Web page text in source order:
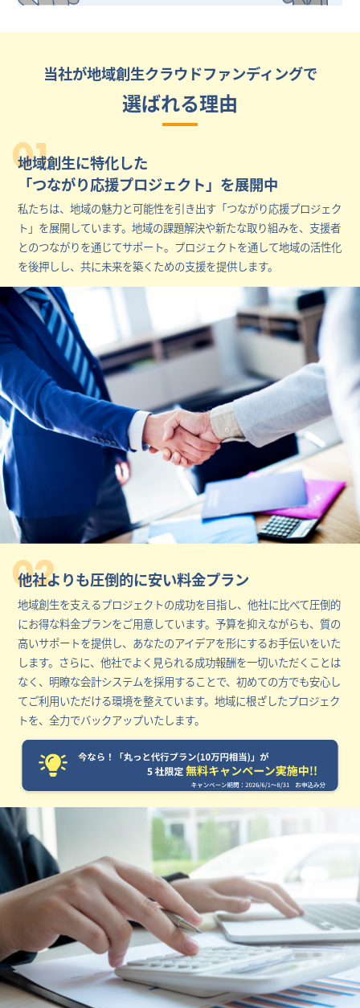
当社が地域創生クラウドファンディングで
選ばれる理由
01
地域創生に特化した
「つながり応援プロジェクト」を展開中
私たちは、地域の魅力と可能性を引き出す「つながり応援プロジェク
ト」を展開しています。地域の課題解決や新たな取り組みを、支援者
とのつながりを通じてサポート。プロジェクトを通して地域の活性化
を後押しし、共に未来を築くための支援を提供します。
02
他社よりも圧倒的に安い料金プラン
地域創生を支えるプロジェクトの成功を目指し、他社に比べて圧倒的
にお得な料金プランをご用意しています。予算を抑えながらも、質の
高いサポートを提供し、あなたのアイデアを形にするお手伝いをいた
します。さらに、他社でよく見られる成功報酬を一切いただくことは
なく、明瞭な会計システムを採用することで、初めての方でも安心し
てご利用いただける環境を整えています。地域に根ざしたプロジェク
トを、全力でバックアップいたします。